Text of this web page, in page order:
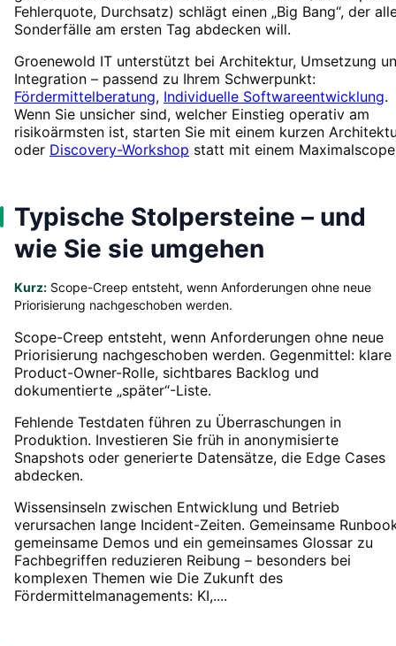
Fehlerquote, Durchsatz) schlägt einen „Big Bang“, der
Sonderfälle am ersten Tag abdecken will.
Groenewold IT unterstützt bei Architektur, Umsetzung
Integration – passend zu Ihrem Schwerpunkt:
Fördermittelberatung, Individuelle Softwareentwicklung.
Wenn Sie unsicher sind, welcher Einstieg operativ am
risikoärmsten ist, starten Sie mit einem kurzen
oder Discovery-Workshop statt mit einem
Typische Stolpersteine – und
wie Sie sie umgehen
Kurz: Scope-Creep entsteht, wenn Anforderungen ohne neue
Priorisierung nachgeschoben werden.
Scope-Creep entsteht, wenn Anforderungen ohne neue
Priorisierung nachgeschoben werden. Gegenmittel: klare
Product-Owner-Rolle, sichtbares Backlog und
dokumentierte „später“-Liste.
Fehlende Testdaten führen zu Überraschungen in
Produktion. Investieren Sie früh in anonymisierte
Snapshots oder generierte Datensätze, die Edge Cases
abdecken.
Wissensinseln zwischen Entwicklung und Betrieb
verursachen lange Incident-Zeiten. Gemeinsame
gemeinsame Demos und ein gemeinsames Glossar zu
Fachbegriffen reduzieren Reibung – besonders bei
komplexen Themen wie Die Zukunft des
Fördermittelmanagements: KI,....